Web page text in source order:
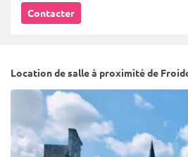
Contacter
Location de salle à proximité de